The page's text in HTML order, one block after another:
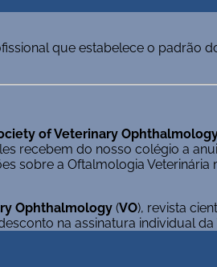
que estabelece o padrão
of Veterinary
recebem do nosso colégio a
sobre a Oftalmologia
Ophthalmology (VO), revista
na assinatura individual da